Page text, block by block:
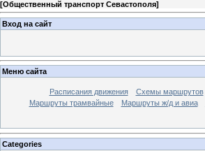
[Общественный транспорт Севастополя]
Вход на сайт
Меню сайта
Расписания движения Схемы маршрутов
Маршруты трамвайные
Маршруты ж/д и авиа
Categories